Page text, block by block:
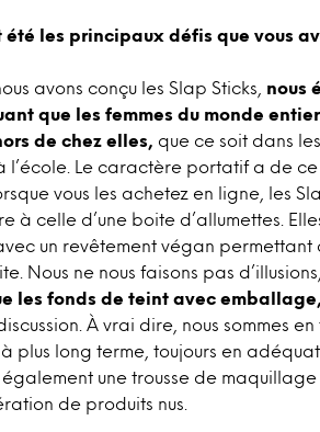
été les principaux défis que vous
avons conçu les Slap Sticks, nous
que les femmes du monde
de chez elles, que ce soit dans
l’école. Le caractère portatif a de
vous les achetez en ligne, les
à celle d’une boite d’allumettes.
un revêtement végan permettant
Nous ne nous faisons pas d’illusions,
les fonds de teint avec emballage,
À vrai dire, nous sommes
plus long terme, toujours en
une trousse de
de produits nus.